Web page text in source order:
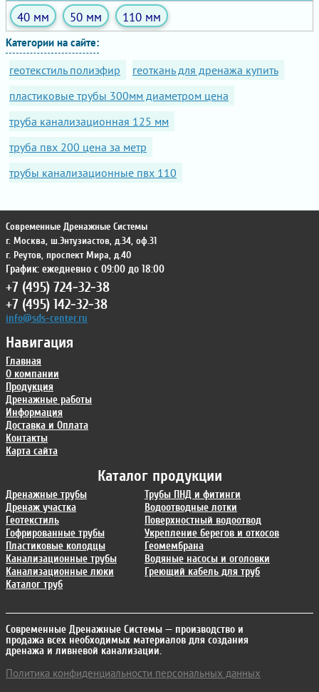
40 мм 50 мм 110 мм
Категории на сайте:
геотекстиль полиэфир
геоткань для дренажа купить
пластиковые трубы 300мм диаметром цена
труба канализационная 125 мм
труба пвх 200 цена за метр
трубы канализационные пвх 110
Каталог продукции
Дренажные трубы
Дренаж участка
Геотекстиль
Гофрированные трубы
Пластиковые колодцы
Канализационные трубы
Канализационные люки
Каталог труб
Трубы ПНД и фитинги
Водоотводные лотки
Поверхностный водоотвод
Укрепление берегов и откосов
Геомембрана
Водяные насосы и оголовки
Греющий кабель для труб
Навигация
Главная
О компании
Продукция
Дренажные работы
Информация
Доставка и Оплата
Контакты
Карта сайта
Современные Дренажные Системы
г. Москва, ш.Энтузиастов, д.34, оф.31
г. Реутов, проспект Мира, д.40
График: ежедневно с 09:00 до 18:00
+7 (495) 724-32-38
+7 (495) 142-32-38
info@sds-center.ru
Современные Дренажные Системы — производство и
продажа всех необходимых материалов для создания
дренажа и ливневой канализации.
Политика конфиденциальности персональных данных